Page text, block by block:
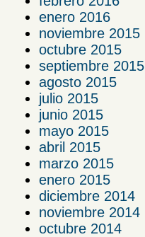
enero 2016
noviembre 2015
octubre 2015
septiembre 2015
agosto 2015
julio 2015
junio 2015
mayo 2015
abril 2015
marzo 2015
enero 2015
diciembre 2014
noviembre 2014
octubre 2014